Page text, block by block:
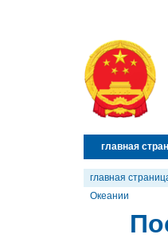
главная
главная
Океании